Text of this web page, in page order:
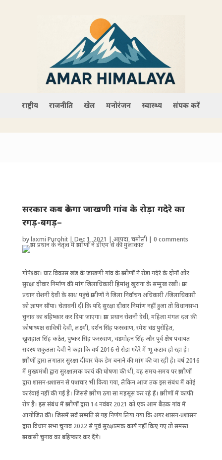
राष्ट्रीय राजनीति खेल मनोरंजन स्वास्थ्य संपर्क करें
सरकार कब रुकेगा जाखणी गांव के रोड़ा गदेरे का
रगड़-बगड़–
bylaxmi Purohit| Dec 1, 2021 | आपदा,चमोली| 0 comments
गोपेश्वर। घाट विकास खंड के जाखणी गांव के ग्रामीणों ने रोडा गदेरे के दोनों ओर
सुरक्षा दीवार निर्माण की मांग जिलाधिकारी हिमांशु खुराना के सम्मुख रखी। ग्राम
प्रधान रोशनी देवी के साथ पहुंचे ग्रामीणों ने जिला निर्वाचन अधिकारी /जिलाधिकारी
को ज्ञापन सौंपा। चेतावनी दी कि यदि सुरक्षा दीवार निर्माण नहीं हुआ तो विधानसभा
चुनाव का बहिष्कार कर दिया जाएगा। ग्राम प्रधान रोशनी देवी, महिला मंगल दल की
कोषाध्यक्ष सावित्री देवी, लक्ष्मी, दर्शन सिंह फरस्वाण, रमेश चंद्र पुरोहित,
खुशहाल सिंह कठैत, पुष्कर सिंह फरस्वाण, चंद्रमोहन सिंह और पूर्व क्षेत्र पंचायत
सदस्य शकुंतला देवी ने कहा कि वर्ष 2016 से रोडा गदेरे में भू कटाव हो रहा है।
ग्रामीणों द्वारा लगातार सुरक्षा दीवार चैक डैम बनाने की मांग की जा रही है। वर्ष 2016
में मुख्यमंत्री द्वारा सुरक्षात्मक कार्य की घोषणा की थी, वह समय-समय पर ग्रामीणों
द्वारा शासन-प्रशासन से पत्राचार भी किया गया, लेकिन आज तक इस संबंध में कोई
कार्रवाई नहीं की गई है। जिससे ग्रामीण ठगा सा महसूस कर रहे हैं। ग्रामीणों में काफी
रोष है। इस संबंध में ग्रामीणों द्वारा 14 नवंबर 2021 को एक आम बैठक गांव में
आयोजित की। जिसमें सर्व सम्मति से यह निर्णय लिया गया कि अगर शासन-प्रशासन
द्वारा विधान सभा चुनाव 2022 से पूर्व सुरक्षात्मक कार्य नहीं किए गए तो समस्त
ग्रामवासी चुनाव का बहिष्कार कर देंगे।